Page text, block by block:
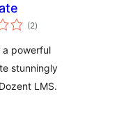
(2საერთო
რეიტინგი
)
a powerful
stunningly
LMS.